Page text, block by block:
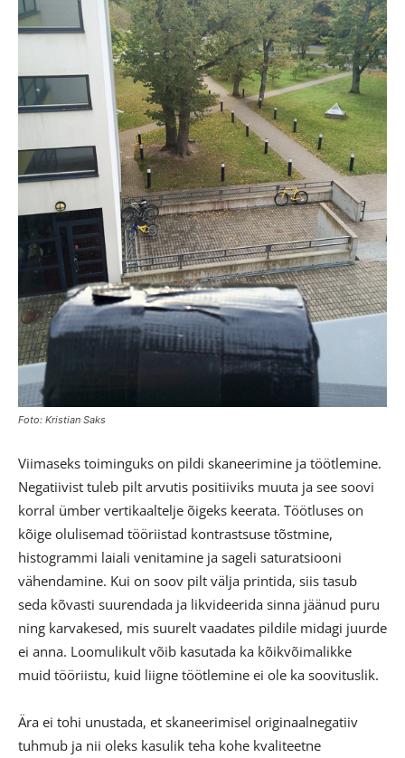
Foto: Kristian Saks
Viimaseks toiminguks on pildi skaneerimine ja töötlemine.
Negatiivist tuleb pilt arvutis positiiviks muuta ja see soovi
korral ümber vertikaaltelje õigeks keerata. Töötluses on
kõige olulisemad tööriistad kontrastsuse tõstmine,
histogrammi laiali venitamine ja sageli saturatsiooni
vähendamine. Kui on soov pilt välja printida, siis tasub
seda kõvasti suurendada ja likvideerida sinna jäänud puru
ning karvakesed, mis suurelt vaadates pildile midagi juurde
ei anna. Loomulikult võib kasutada ka kõikvõimalikke
muid tööriistu, kuid liigne töötlemine ei ole ka soovituslik.
Ära ei tohi unustada, et skaneerimisel originaalnegatiiv
tuhmub ja nii oleks kasulik teha kohe kvaliteetne